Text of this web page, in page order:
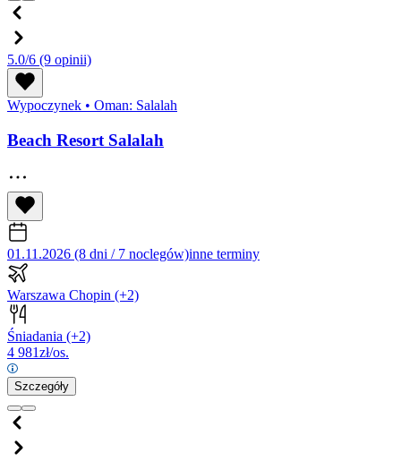
5.0/6 (9 opinii)
Wypoczynek • Oman: Salalah
Beach Resort Salalah
01.11.2026 (8 dni / 7 noclegów)inne terminy
Warszawa Chopin (+2)
Śniadania (+2)
4 981zł/os.
Szczegóły